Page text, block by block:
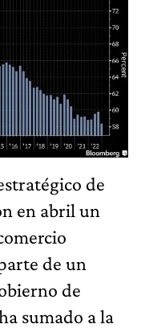
de
en abril un
de un
de
sumado a la